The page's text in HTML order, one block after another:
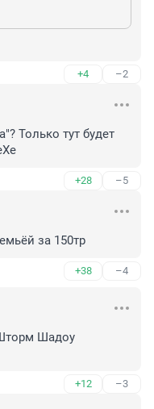
+4 –2
Только тут будет
+28 –5
за 150тр
+38 –4
Шадоу
+12 –3